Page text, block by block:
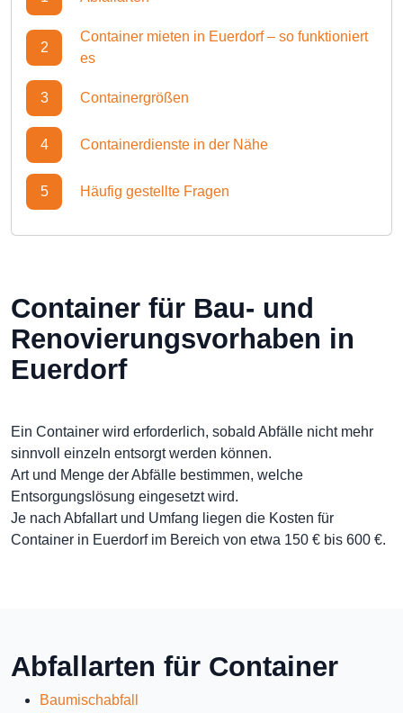
2
Container mieten in Euerdorf – so funktioniert
es
3 Containergrößen
4 Containerdienste in der Nähe
5 Häufig gestellte Fragen
Container für Bau- und
Renovierungsvorhaben in
Euerdorf
Ein Container wird erforderlich, sobald Abfälle nicht mehr
sinnvoll einzeln entsorgt werden können.
Art und Menge der Abfälle bestimmen, welche
Entsorgungslösung eingesetzt wird.
Je nach Abfallart und Umfang liegen die Kosten für
Container in Euerdorf im Bereich von etwa 150 € bis 600 €.
Abfallarten für Container
Baumischabfall